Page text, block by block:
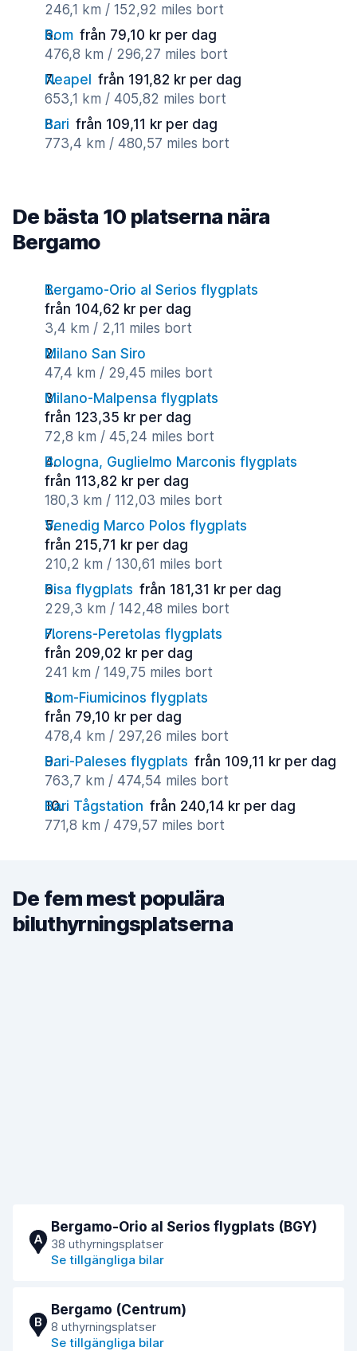
246,1 km / 152,92 miles bort
Rom från 79,10 kr per dag
476,8 km / 296,27 miles bort
Neapel
från 191,82 kr per dag
653,1 km / 405,82 miles bort
Bari från 109,11 kr per dag
773,4 km / 480,57 miles bort
De bästa 10 platserna nära
Bergamo
Bergamo-Orio al Serios flygplats
från 104,62 kr per dag
3,4 km / 2,11 miles bort
Milano San Siro
47,4 km / 29,45 miles bort
Milano-Malpensa flygplats
från 123,35 kr per dag
72,8 km / 45,24 miles bort
Bologna, Guglielmo Marconis flygplats
från 113,82 kr per dag
180,3 km / 112,03 miles bort
Venedig Marco Polos flygplats
från 215,71 kr per dag
210,2 km / 130,61 miles bort
Pisa flygplats från 181,31 kr per dag
229,3 km / 142,48 miles bort
Florens-Peretolas flygplats
från 209,02 kr per dag
241 km / 149,75 miles bort
Rom-Fiumicinos flygplats
från 79,10 kr per dag
478,4 km / 297,26 miles bort
Bari-Paleses flygplats från 109,11 kr per dag
763,7 km / 474,54 miles bort
Bari Tågstation från 240,14 kr per dag
771,8 km / 479,57 miles bort
De fem mest populära
biluthyrningsplatserna
A
Bergamo-Orio al Serios flygplats (BGY)
38 uthyrningsplatser
Se tillgängliga bilar
B
Bergamo (Centrum)
8 uthyrningsplatser
Se tillgängliga bilar